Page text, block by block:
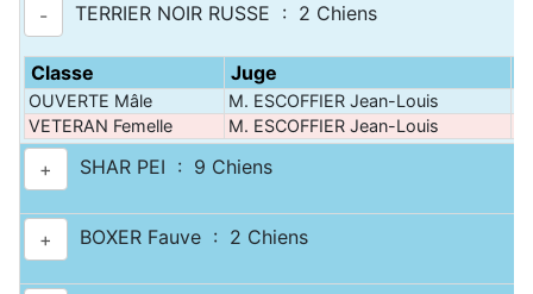
- TERRIER NOIR RUSSE : 2 Chiens
Classe Juge
OUVERTE Mâle M. ESCOFFIER Jean-Louis
VETERAN Femelle
M. ESCOFFIER Jean-Louis
+ SHAR PEI : 9 Chiens
+ BOXER Fauve : 2 Chiens